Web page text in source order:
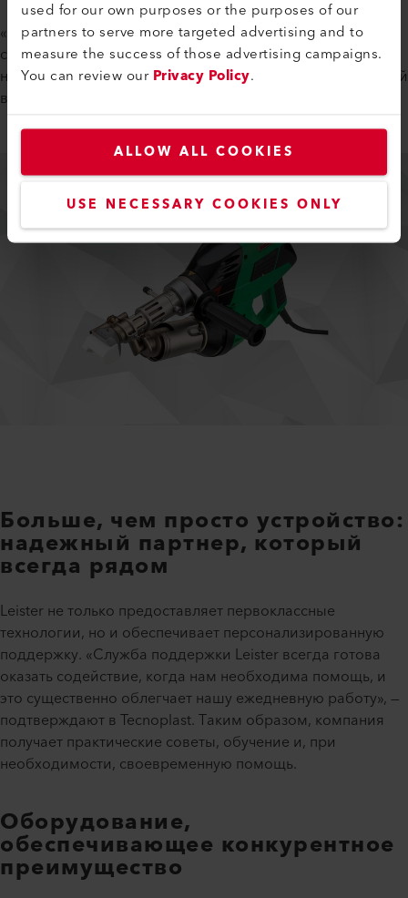
used for our own purposes or the purposes of our
partners to serve more targeted advertising and to
measure the success of those advertising campaigns.
You can review ourPrivacy Policy.
ALLOW ALL COOKIES
USE NECESSARY COOKIES ONLY
«Благодаря WELDPLAST S2 PVC мы можем
сосредоточиться на главном: идеальном качестве. Это
надежное и простое в эксплуатации устройство — лучший
выбор для нас», — поясняют в Tecnoplast.
Больше, чем просто устройство:
надежный партнер, который
всегда рядом
Leister не только предоставляет первоклассные
технологии, но и обеспечивает персонализированную
поддержку. «Служба поддержки Leister всегда готова
оказать содействие, когда нам необходима помощь, и
это существенно облегчает нашу ежедневную работу», —
подтверждают в Tecnoplast. Таким образом, компания
получает практические советы, обучение и, при
необходимости, своевременную помощь.
Оборудование,
обеспечивающее конкурентное
преимущество